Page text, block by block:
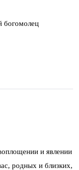
богомолец
и явлении
родных и близких,